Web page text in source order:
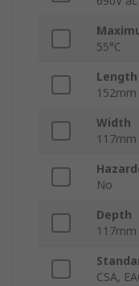
55°C
Length
152mm
Width
117mm
No
Depth
117mm
CSA,